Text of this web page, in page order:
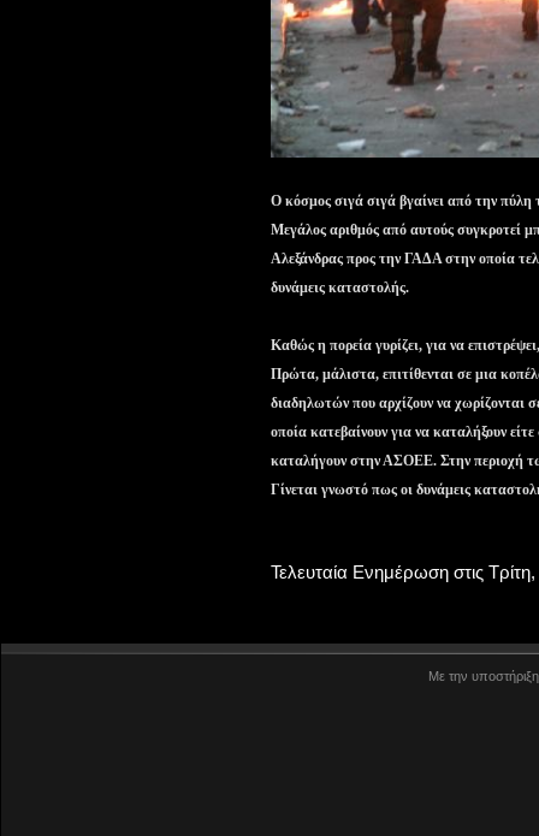
Ο κόσμος σιγά σιγά βγαίνει από την
Μεγάλος αριθμός από αυτούς συγκροτεί
Αλεξάνδρας προς την ΓΑΔΑ στην οποία
δυνάμεις καταστολής.
Καθώς η πορεία γυρίζει, για να
Πρώτα, μάλιστα, επιτίθενται σε μια
διαδηλωτών που αρχίζουν να χωρίζονται
οποία κατεβαίνουν για να καταλήξουν
καταλήγουν στην ΑΣΟΕΕ. Στην περιοχή
Γίνεται γνωστό πως οι δυνάμεις
Τελευταία Ενημέρωση στις
Με την